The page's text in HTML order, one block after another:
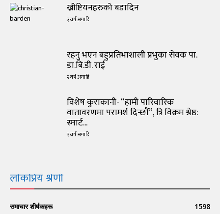
ख्रीष्टियनहरुको बडादिन
३ वर्ष अगाडि
रहनु भएन बहुप्रतिभाशाली प्रभुका सेवक पा.
डा.बि.डी. राई
२ वर्ष अगाडि
विशेष कुराकानी- “हामी पारिवारिक
वातावरणमा परामर्श दिन्छौं”, त्रि विक्रम श्रेष्ठ:
स्मार्ट...
२ वर्ष अगाडि
लोकप्रिय श्रेणी
समाचार शीर्षकहरू 1598